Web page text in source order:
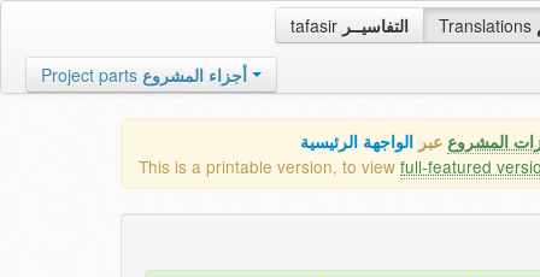
tafasir التفاسيــر Translations
Project parts أجزاء المشروع
المشروع عبر الواجهة الرئيسية
This is a printable version, to view full-featured